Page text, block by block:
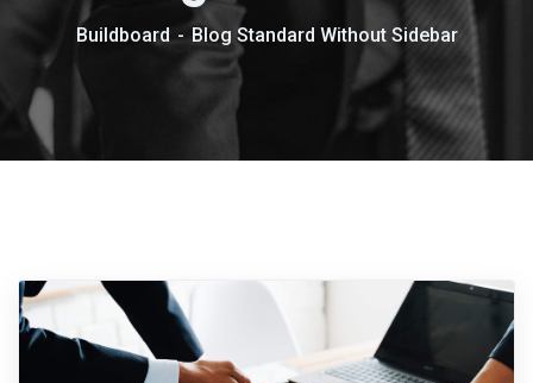
Buildboard Blog Standard Without Sidebar